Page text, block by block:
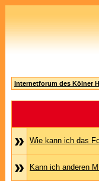
Internetforum des Kölner
»
Wie kann ich das
» Kann ich anderen